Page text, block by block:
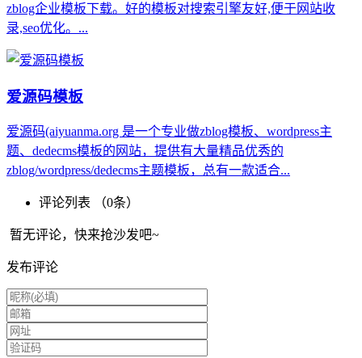
zblog企业模板下载。好的模板对搜索引擎友好,便于网站收
录,seo优化。...
爱源码模板
爱源码(aiyuanma.org 是一个专业做zblog模板、wordpress主
题、dedecms模板的网站，提供有大量精品优秀的
zblog/wordpress/dedecms主题模板，总有一款适合...
评论列表 （0条）
暂无评论，快来抢沙发吧~
发布评论